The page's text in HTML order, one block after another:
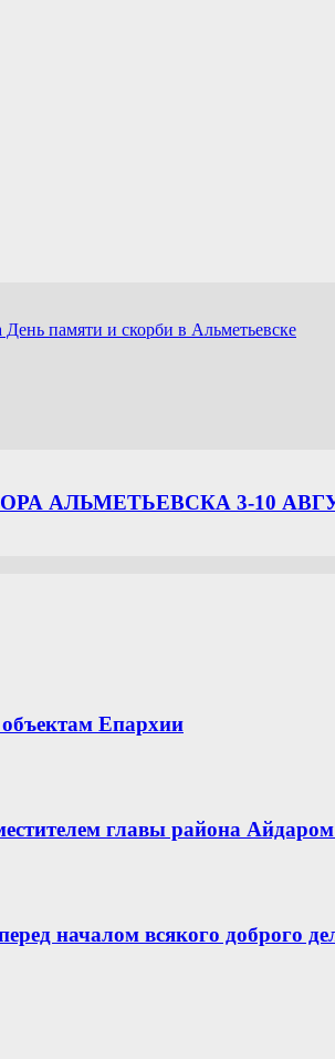
памяти и скорби в Альметьевске
АЛЬМЕТЬЕВСКА 3-10
Епархии
главы района
началом всякого доброго